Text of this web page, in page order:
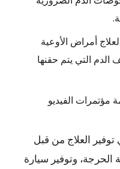
أمراض الأوعية
الدم التي يتم حقنها
مؤتمرات الفيديو
العلاج من قبل
الحرجة، وتوفير سيارة